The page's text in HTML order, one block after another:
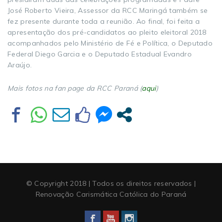
José Roberto Vieira, Assessor da RCC Maringá também se
fez presente durante toda a reunião. Ao final, foi feita a
apresentação dos pré-candidatos ao pleito eleitoral 2018
acompanhados pelo Ministério de Fé e Política, o Deputado
Federal Diego Garcia e o Deputado Estadual Evandro
Araújo.
Mais fotos na fan page da RCC Paraná (aqui)
© Copyright 2018 | Todos os direitos reservados |
Renovação Carismática Católica do Paraná